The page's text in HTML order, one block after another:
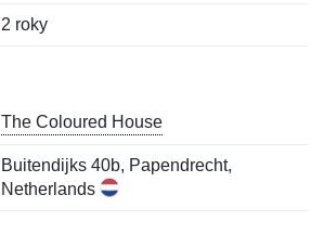
2 roky
The Coloured House
Buitendijks 40b, Papendrecht,
Netherlands